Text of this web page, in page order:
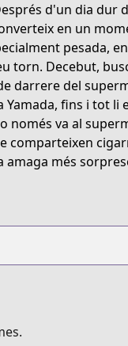
d'un dia dur
en un
pesada,
torn. Decebut,
darrere del
fins i tot li
només va al
comparteixen
amaga més